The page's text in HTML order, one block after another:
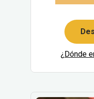
¿Dónde